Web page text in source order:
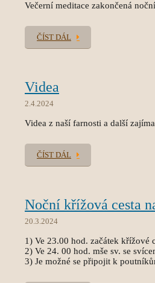
Večerní meditace zakončená
ČÍST DÁL
Videa
2.4.2024
Videa z naší farnosti a další
ČÍST DÁL
Noční křížová cesta
20.3.2024
1) Ve 23.00 hod. začátek křížové
2) Ve 24. 00 hod. mše sv. se
3) Je možné se připojit k